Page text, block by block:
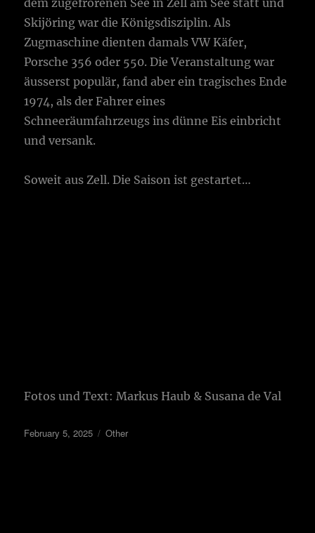
dem zugefrorenen See in Zell am See statt und
Skijöring war die Königsdisziplin. Als
Zugmaschine dienten damals VW Käfer,
Porsche 356 oder 550. Die Veranstaltung war
äusserst populär, fand aber ein tragisches Ende
1974, als der Fahrer eines
Schneeräumfahrzeugs ins dünne Eis einbricht
und versank.
Soweit aus Zell. Die Saison ist gestartet…
Fotos und Text: Markus Haub & Susana de Val
February 5, 2025 Other